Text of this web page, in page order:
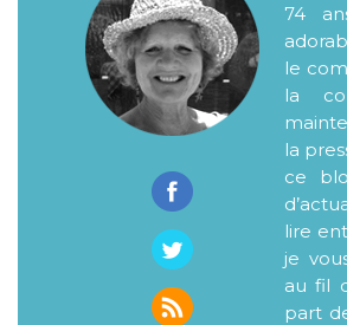
74
le
la
la
ce
lire
je
au fil
part